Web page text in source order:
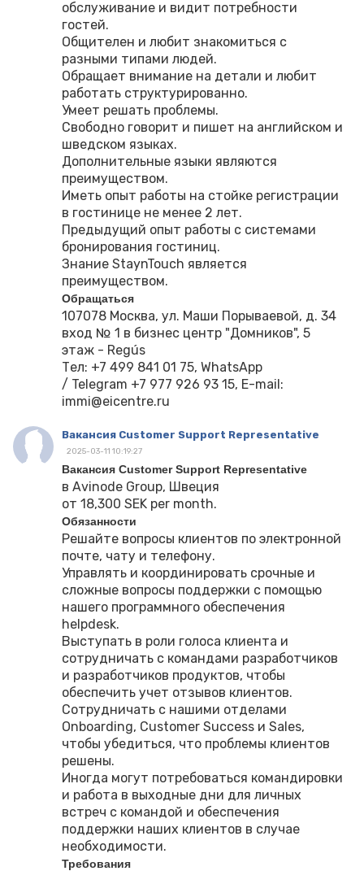
обслуживание и видит потребности
гостей.
Общителен и любит знакомиться с
разными типами людей.
Обращает внимание на детали и любит
работать структурированно.
Умеет решать проблемы.
Свободно говорит и пишет на английском и
шведском языках.
Дополнительные языки являются
преимуществом.
Иметь опыт работы на стойке регистрации
в гостинице не менее 2 лет.
Предыдущий опыт работы с системами
бронирования гостиниц.
Знание StaynTouch является
преимуществом.
Обращаться
107078 Москва, ул. Маши Порываевой, д. 34
вход № 1 в бизнес центр "Домников", 5
этаж - Regús
Тел: +7 499 841 01 75, WhatsApp
/ Telegram +7 977 926 93 15, E-mail:
immi@eicentre.ru
Вакансия Customer Support Representative
2025-03-11 10:19:27
Вакансия Customer Support Representative
в Avinode Group, Швеция
от 18,300 SEK per month.
Обязанности
Решайте вопросы клиентов по электронной
почте, чату и телефону.
Управлять и координировать срочные и
сложные вопросы поддержки с помощью
нашего программного обеспечения
helpdesk.
Выступать в роли голоса клиента и
сотрудничать с командами разработчиков
и разработчиков продуктов, чтобы
обеспечить учет отзывов клиентов.
Сотрудничать с нашими отделами
Onboarding, Customer Success и Sales,
чтобы убедиться, что проблемы клиентов
решены.
Иногда могут потребоваться командировки
и работа в выходные дни для личных
встреч с командой и обеспечения
поддержки наших клиентов в случае
необходимости.
Требования